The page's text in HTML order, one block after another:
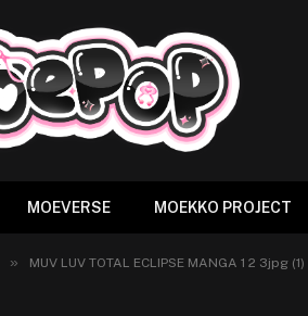
MOEVERSE MOEKKO PROJECT
» MUV LUV TOTAL ECLIPSE MANGA 1 2 3jpg (1)